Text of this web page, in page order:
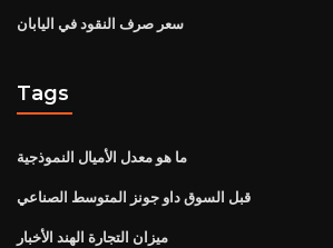
سعر صرف النقود في اليابان
Tags
ما هو معدل الأميال النموذجية
قبل السوق داو جونز المتوسط ​​الصناعي
ميزان التجارة الهند الأخبار